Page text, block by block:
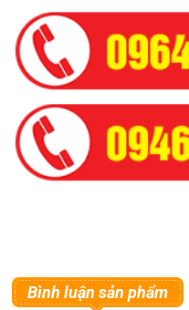
Bình luận sản phẩm